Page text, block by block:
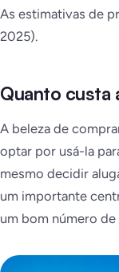
As estimativas de
2025).
Quanto custa
A beleza de
optar por usá-la
mesmo decidir
um importante
um bom número